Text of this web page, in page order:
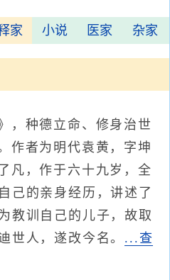
家 小说 医家 杂家
，种德立命、修身治世
作者为明代袁黄，字坤
凡，作于六十九岁，全
己的亲身经历，讲述了
教训自己的儿子，故取
世人，遂改今名。 ...查